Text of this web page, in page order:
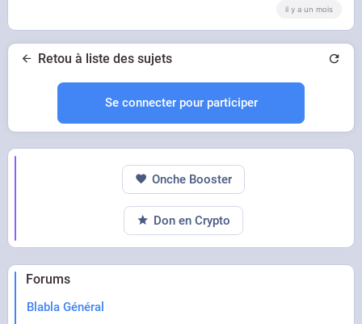
il y a un mois
Retou à liste des sujets
Se connecter pour participer
Forums
Blabla Général
Onche Booster
Don en Crypto